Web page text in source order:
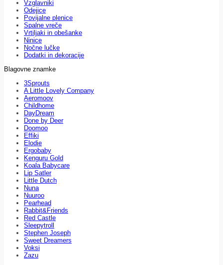
Vzglavniki
Odejice
Povijalne plenice
Spalne vreče
Vrtiljaki in obešanke
Ninice
Nočne lučke
Dodatki in dekoracije
Blagovne znamke
3Sprouts
A Little Lovely Company
Aeromoov
Childhome
DayDream
Done by Deer
Doomoo
Effiki
Elodie
Ergobaby
Kenguru Gold
Koala Babycare
Lip Satler
Little Dutch
Nuna
Nuuroo
Pearhead
Rabbit&Friends
Red Castle
Sleepytroll
Stephen Joseph
Sweet Dreamers
Voksi
Zazu